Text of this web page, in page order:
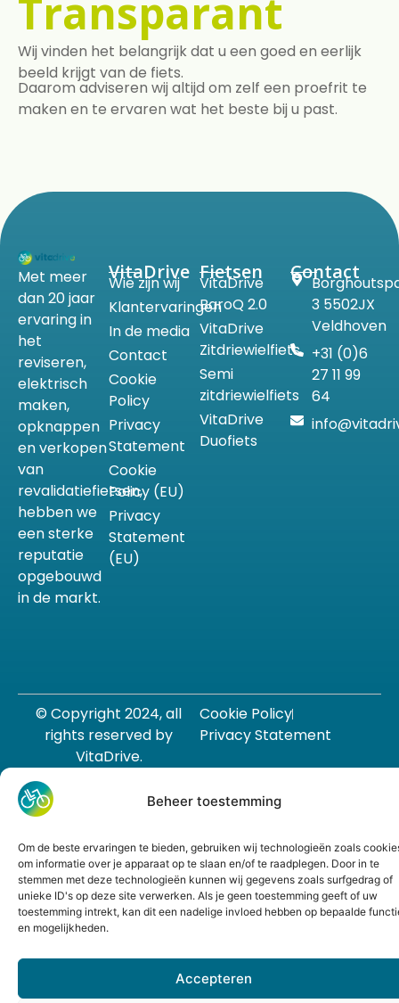
Beheer toestemming
Om de beste ervaringen te bieden, gebruiken wij technologieën zoals
om informatie over je apparaat op te slaan en/of te raadplegen. Door in te
stemmen met deze technologieën kunnen wij gegevens zoals surfgedrag of
unieke ID's op deze site verwerken. Als je geen toestemming geeft of uw
toestemming intrekt, kan dit een nadelige invloed hebben op bepaalde
en mogelijkheden.
Accepteren
Transparant
Wij vinden het belangrijk dat u een goed en eerlijk
beeld krijgt van de fiets.
Daarom adviseren wij altijd om zelf een proefrit te
maken en te ervaren wat het beste bij u past.
Met meer
dan 20 jaar
ervaring in
het
reviseren,
elektrisch
maken,
opknappen
en verkopen
van
revalidatiefietsen,
hebben we
een sterke
reputatie
opgebouwd
in de markt.
VitaDrive
Wie zijn wij
Klantervaringen
In de media
Contact
Cookie
Policy
Privacy
Statement
Cookie
Policy (EU)
Privacy
Statement
(EU)
Fietsen
VitaDrive
BaroQ 2.0
VitaDrive
Zitdriewielfiets
Semi
zitdriewielfiets
VitaDrive
Duofiets
Contact
3 5502JX
Veldhoven
+31 (0)6
27 11 99
64
© Copyright 2024, all
rights reserved by
VitaDrive.
Cookie Policy
Privacy Statement